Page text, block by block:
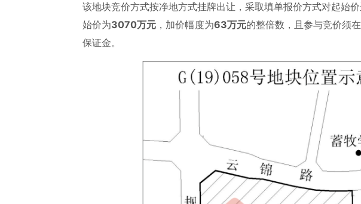
该地块竞价方式按净地方式挂牌出让，采取填单报价方式对起始
始价为3070万元 ，加价幅度为63万元的整倍数，且参与竞价须
保证金。